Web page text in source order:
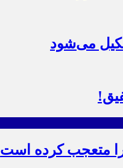
می‌شود
متعجب کرده است